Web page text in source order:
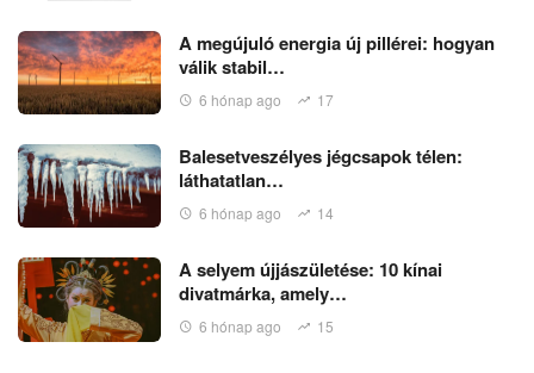
A megújuló energia új pillérei: hogyan
válik stabil…
6 hónap ago 17
Balesetveszélyes jégcsapok télen:
láthatatlan…
6 hónap ago 14
A selyem újjászületése: 10 kínai
divatmárka, amely…
6 hónap ago 15